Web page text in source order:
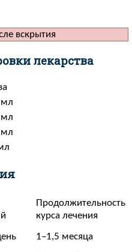
лекарства
мл
мл
мл
Продолжительность
курса лечения
1–1,5 месяца